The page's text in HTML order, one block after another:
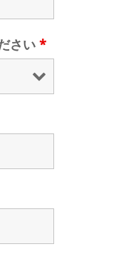
さい *